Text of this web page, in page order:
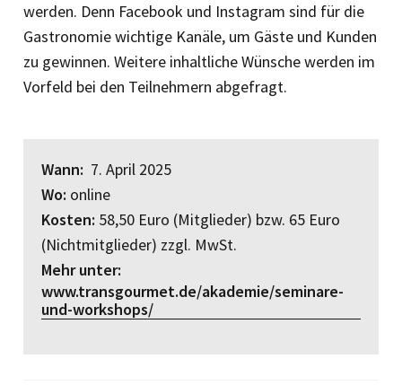
werden. Denn Facebook und Instagram sind für die
Gastronomie wichtige Kanäle, um Gäste und Kunden
zu gewinnen. Weitere inhaltliche Wünsche werden im
Vorfeld bei den Teilnehmern abgefragt.
Wann: 7. April 2025
Wo: online
Kosten: 58,50 Euro (Mit­glieder) bzw. 65 Euro
(Nichtmitglieder) zzgl. MwSt.
Mehr unter:
www.transgourmet.de/akademie/seminare-
und-workshops/